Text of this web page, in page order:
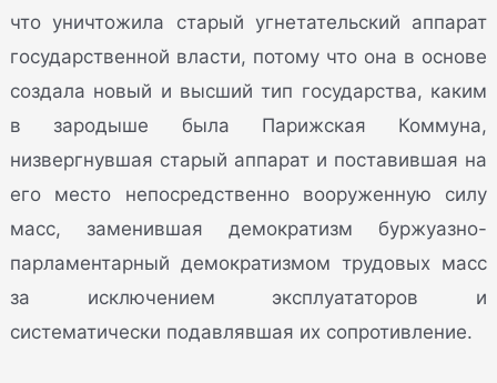
что уничтожила старый угнетательский аппарат
государственной власти, потому что она в основе
создала новый и высший тип государства, каким
в зародыше была Парижская Коммуна,
низвергнувшая старый аппарат и поставившая на
его место непосредственно вооруженную силу
масс, заменившая демократизм буржуазно-
парламентарный демократизмом трудовых масс
за исключением эксплуататоров и
систематически подавлявшая их сопротивление.